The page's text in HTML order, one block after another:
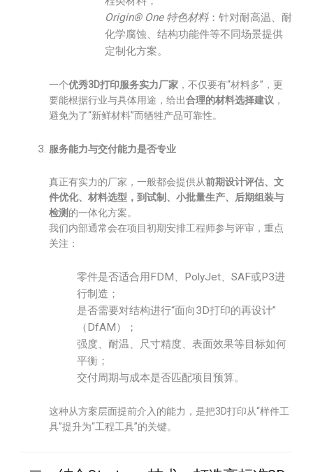
Origin® One 特色材料：针对耐高温、耐
化学腐蚀、结构功能件等不同场景提供
定制化方案。
一个优秀3D打印服务实力厂家 ，不仅要有“材料多”，更
要能根据行业与具体用途，给出合理的材料选择建议 ，
避免为了“新鲜材料”而牺牲产品可靠性。
服务能力与交付能力是否专业
真正有实力的厂家，一般都会提供从前期设计评估、文
件优化、材料选型，到试制、小批量生产、后期组装与
检测的一体化方案。
我们内部通常会在项目初期安排工程师参与评审，重点
关注：
零件是否适合用FDM、PolyJet、SAF或P3进
行制造；
是否需要对结构进行“面向3D打印的再设计”
（DfAM）；
强度、耐温、尺寸精度、表面效果等目标如何
平衡；
交付周期与成本是否匹配项目预算。
这种从方案层面提前介入的能力，是把3D打印从“样件工
具”提升为“工程工具”的关键。